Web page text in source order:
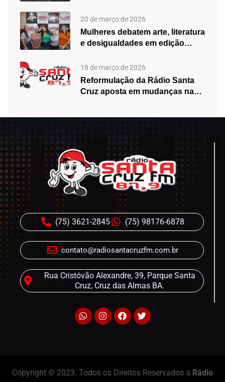
20 de março de 2026
Mulheres debatem arte, literatura
e desigualdades em edição
18 de março de 2026
Reformulação da Rádio Santa
Cruz aposta em mudanças na
(75) 3621-2845 (75) 98176-6878
contato@radiosantacruzfm.com.br
Rua Cristóvão Alexandre, 39, Parque Santa
Cruz, Cruz das Almas BA.
Copyright © 2023. Todos os Direitos Reservados à Rádio